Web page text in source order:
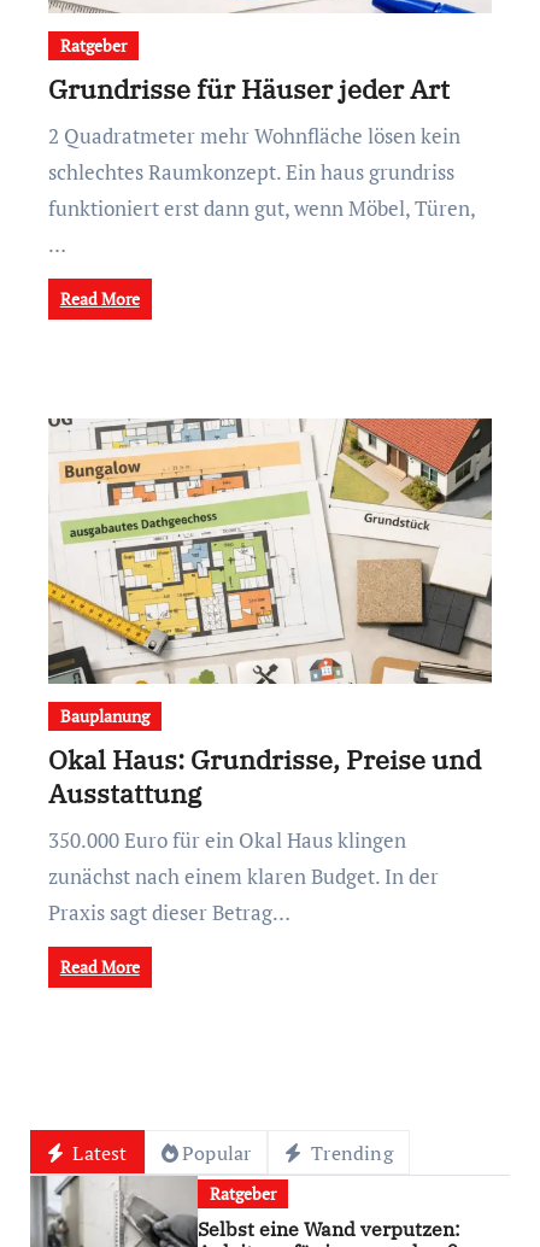
Ratgeber
Grundrisse für Häuser jeder Art
2 Quadratmeter mehr Wohnfläche lösen kein
schlechtes Raumkonzept. Ein haus grundriss
funktioniert erst dann gut, wenn Möbel, Türen,
…
Read More
Bauplanung
Okal Haus: Grundrisse, Preise und
Ausstattung
350.000 Euro für ein Okal Haus klingen
zunächst nach einem klaren Budget. In der
Praxis sagt dieser Betrag…
Read More
Latest Popular Trending
Ratgeber
Selbst eine Wand verputzen: